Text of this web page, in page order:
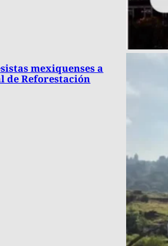
mexiquenses a
de Reforestación